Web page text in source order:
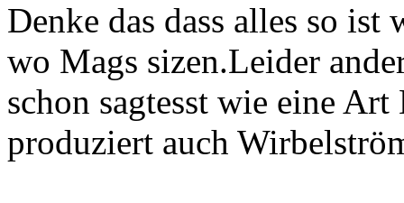
Denke das dass alles so
wo Mags sizen.Leider
schon sagtesst wie eine
produziert auch